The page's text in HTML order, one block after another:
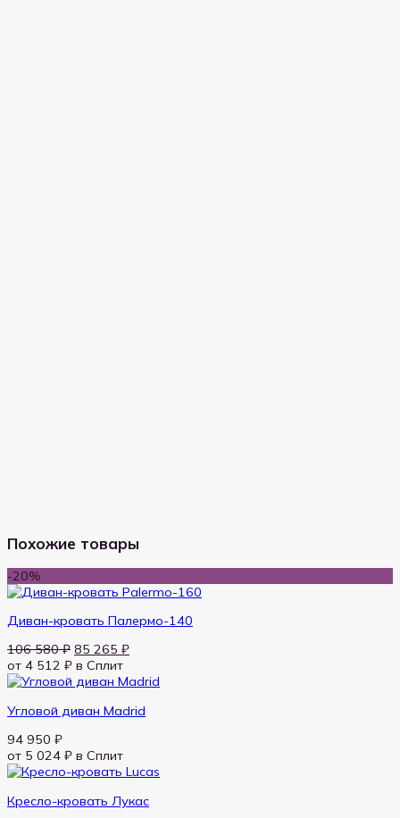
Похожие товары
-20%
Диван-кровать Палермо-140
106 580₽ Первоначальная
цена
составляла
85 265 ₽Текущая
85 265 ₽.
от 4 512 ₽ в Сплит
Угловой диван Madrid
94 950 ₽
от 5 024 ₽ в Сплит
Кресло-кровать Лукас